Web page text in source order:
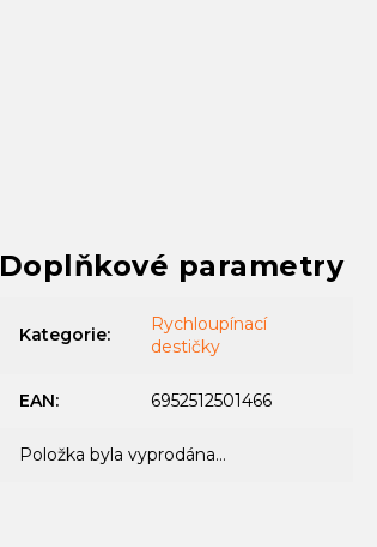
Doplňkové parametry
Kategorie:
Rychloupínací
destičky
EAN: 6952512501466
Položka byla vyprodána…